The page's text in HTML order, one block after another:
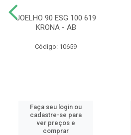
JOELHO 90 ESG 100 619
KRONA - AB
Código: 10659
Faça seu login ou
cadastre-se para
ver preços e
comprar